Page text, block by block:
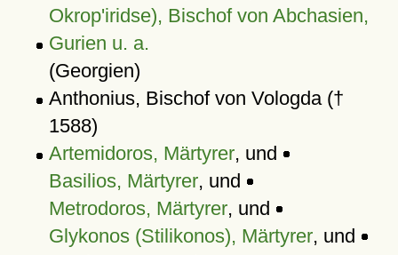
Okrop'iridse), Bischof von Abchasien,
Gurien u. a.
(Georgien)
Anthonius, Bischof von Vologda (†
1588)
Artemidoros, Märtyrer, und
Basilios, Märtyrer, und
Metrodoros, Märtyrer, und
Glykonos (Stilikonos), Märtyrer, und